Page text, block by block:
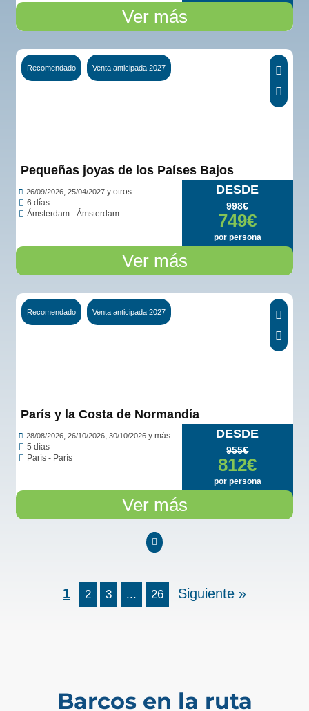
Ver más
Recomendado Venta anticipada 2027
DESDE
998€
749€
por persona
Pequeñas joyas de los Países Bajos
26/09/2026,25/04/2027 y otros
6 días
Ámsterdam - Ámsterdam
Ver más
Recomendado Venta anticipada 2027
DESDE
955€
812€
por persona
París y la Costa de Normandía
28/08/2026,26/10/2026,30/10/2026 y más
5 días
París - París
Ver más
1 2 3 ... 26 Siguiente »
Barcos en la ruta